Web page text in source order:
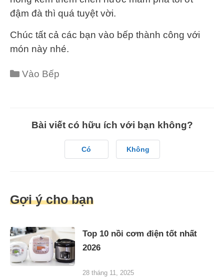
đậm đà thì quá tuyệt vời.
Chúc tất cả các bạn vào bếp thành công với
món này nhé.
Categories
Vào Bếp
Bài viết có hữu ích với bạn không?
Có Không
Gợi ý cho bạn
Top 10 nồi cơm điện tốt nhất
2026
28 tháng 11, 2025